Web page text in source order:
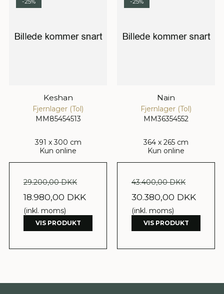
Keshan
Fjernlager (Tol)
MM85454513
391 x 300 cm
Kun online
29.200,00 DKK
18.980,00 DKK
(inkl. moms)
VIS PRODUKT
Nain
Fjernlager (Tol)
MM36354552
364 x 265 cm
Kun online
43.400,00 DKK
30.380,00 DKK
(inkl. moms)
VIS PRODUKT